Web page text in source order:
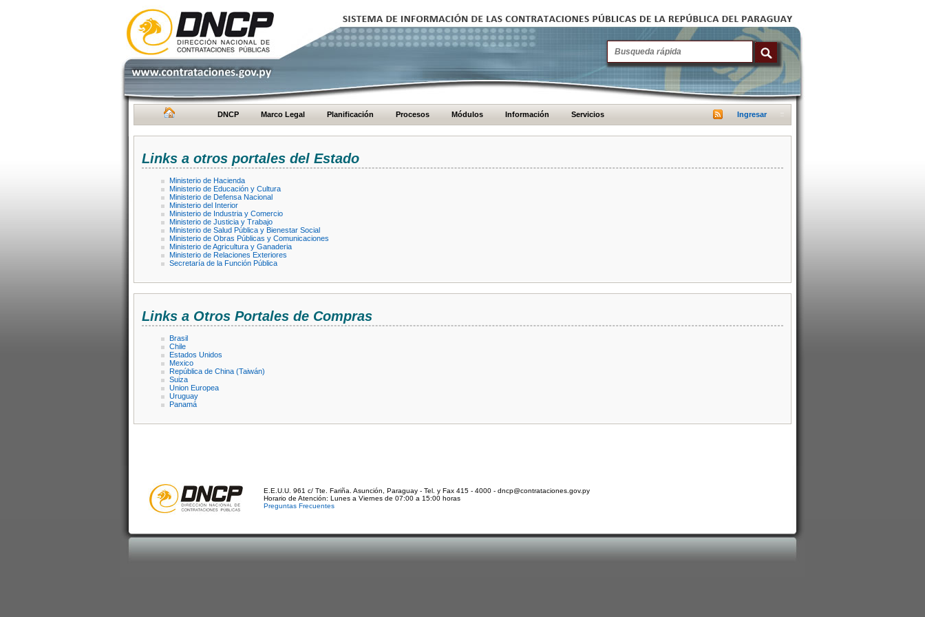
DNCP Marco Legal Planificación Procesos Módulos Información Servicios Ingresar
Links a otros portales del Estado
Ministerio de Hacienda
Ministerio de Educación y Cultura
Ministerio de Defensa Nacional
Ministerio del Interior
Ministerio de Industria y Comercio
Ministerio de Justicia y Trabajo
Ministerio de Salud Pública y Bienestar Social
Ministerio de Obras Públicas y Comunicaciones
Ministerio de Agricultura y Ganaderia
Ministerio de Relaciones Exteriores
Secretaría de la Función Pública
Links a Otros Portales de Compras
Brasil
Chile
Estados Unidos
Mexico
República de China (Taiwán)
Suiza
Union Europea
Uruguay
Panamá
E.E.U.U. 961 c/ Tte. Fariña. Asunción, Paraguay - Tel. y Fax 415 - 4000 - dncp@contrataciones.gov.py
Horario de Atención: Lunes a Viernes de 07:00 a 15:00 horas
Preguntas Frecuentes